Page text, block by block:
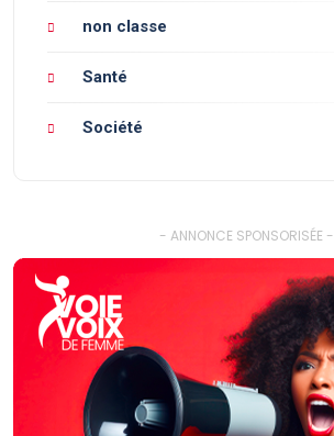
non classe
Santé
Société
- ANNONCE SPONSORISÉE -